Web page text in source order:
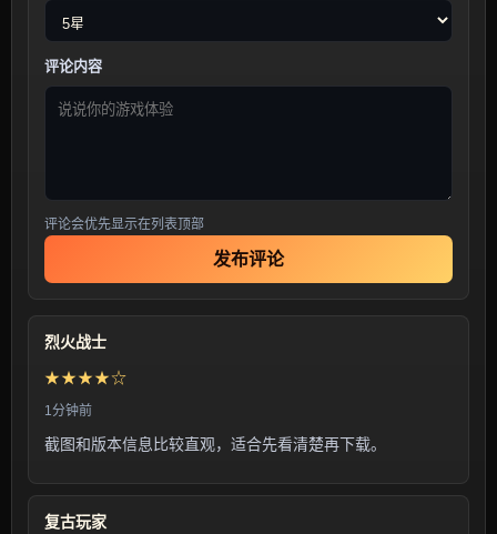
评论内容
评论会优先显示在列表顶部
发布评论
烈火战士
★★★★☆
1分钟前
截图和版本信息比较直观，适合先看清楚再下载。
复古玩家